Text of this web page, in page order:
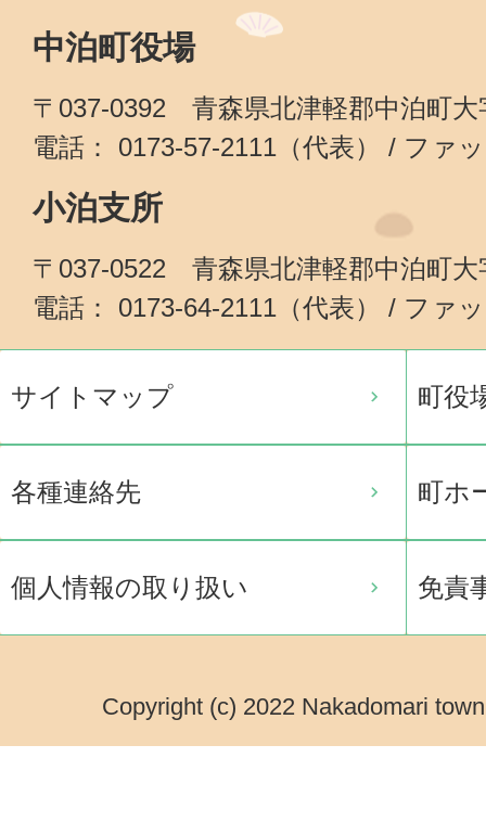
中泊町役場
〒037-0392 青森県北津軽郡中泊町大
電話： 0173-57-2111（代表） / ファ
小泊支所
〒037-0522 青森県北津軽郡中泊町大
電話： 0173-64-2111（代表） / ファ
サイトマップ 町役
各種連絡先 町ホ
個人情報の取り扱い 免責
Copyright (c) 2022 Nakadomari